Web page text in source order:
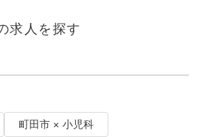
求人を探す
町田市 × 小児科